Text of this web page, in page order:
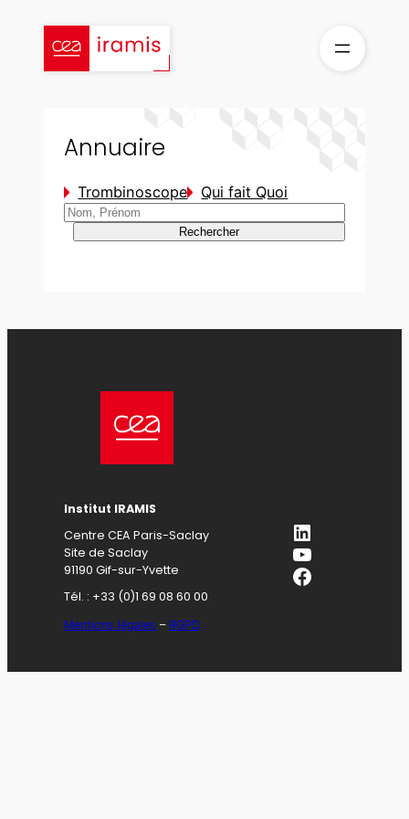
contenu
Annuaire
Trombinoscope Qui fait Quoi
Rechercher
Institut IRAMIS
Centre CEA Paris-Saclay
Site de Saclay
91190 Gif-sur-Yvette
Tél. : +33 (0)1 69 08 60 00
Mentions légales – RGPD
LinkedIn
YouTube
Facebook